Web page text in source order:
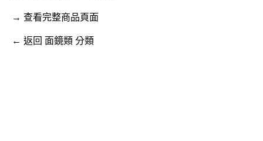
→ 查看完整商品頁面
← 返回 面鏡類 分類